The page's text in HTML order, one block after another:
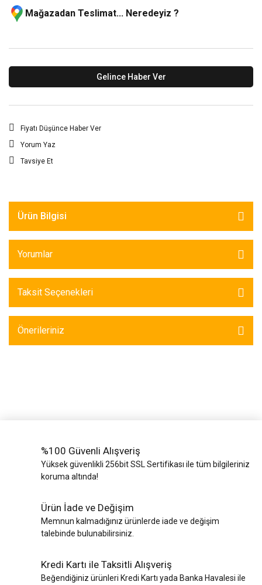
Mağazadan Teslimat... Neredeyiz ?
Gelince Haber Ver
Fiyatı Düşünce Haber Ver
Yorum Yaz
Tavsiye Et
Ürün Bilgisi
Yorumlar
Taksit Seçenekleri
Önerileriniz
%100 Güvenli Alışveriş
Yüksek güvenlikli 256bit SSL Sertifikası ile tüm bilgileriniz
koruma altında!
Ürün İade ve Değişim
Memnun kalmadığınız ürünlerde iade ve değişim
talebinde bulunabilirsiniz.
Kredi Kartı ile Taksitli Alışveriş
Beğendiğiniz ürünleri Kredi Kartı yada Banka Havalesi ile